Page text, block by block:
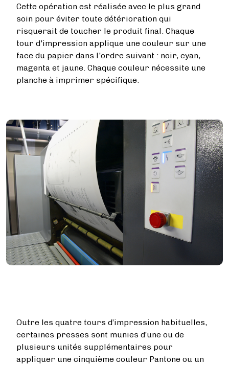
Cette opération est réalisée avec le plus grand
soin pour éviter toute détérioration qui
risquerait de toucher le produit final. Chaque
tour d'impression applique une couleur sur une
face du papier dans l'ordre suivant : noir, cyan,
magenta et jaune. Chaque couleur nécessite une
planche à imprimer spécifique.
Image
Outre les quatre tours d’impression habituelles,
certaines presses sont munies d’une ou de
plusieurs unités supplémentaires pour
appliquer une cinquième couleur Pantone ou un